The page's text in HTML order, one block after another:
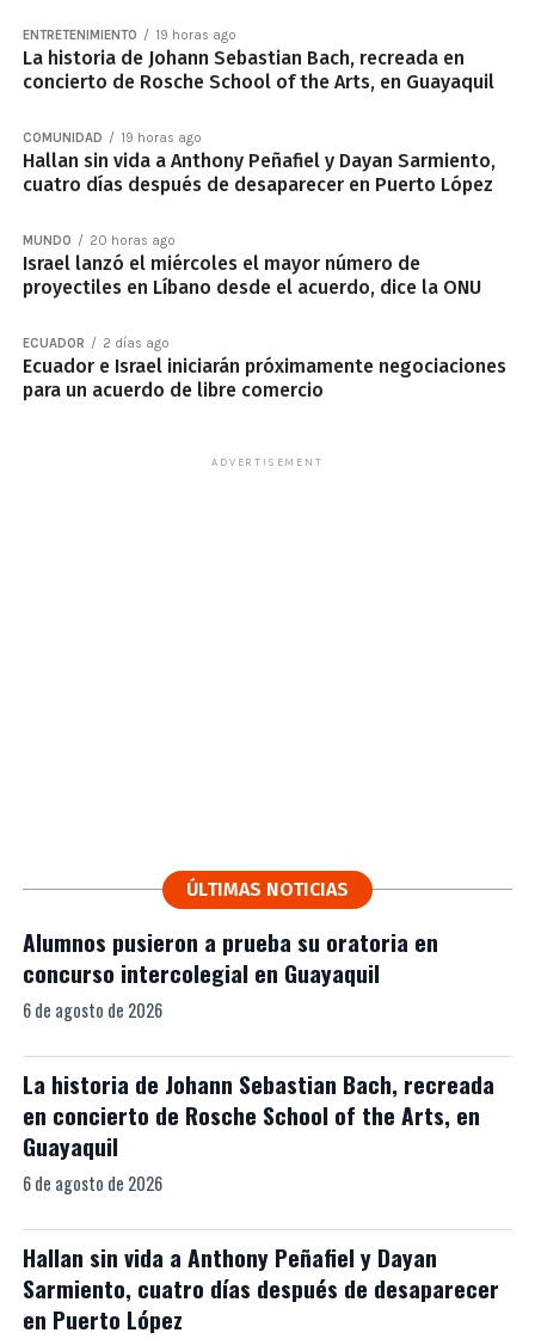
ENTRETENIMIENTO 19 horas ago
La historia de Johann Sebastian Bach, recreada en
concierto de Rosche School of the Arts, en Guayaquil
COMUNIDAD 19 horas ago
Hallan sin vida a Anthony Peñafiel y Dayan Sarmiento,
cuatro días después de desaparecer en Puerto López
MUNDO 20 horas ago
Israel lanzó el miércoles el mayor número de
proyectiles en Líbano desde el acuerdo, dice la ONU
ECUADOR 2 días ago
Ecuador e Israel iniciarán próximamente negociaciones
para un acuerdo de libre comercio
ADVERTISEMENT
ÚLTIMAS NOTICIAS
Alumnos pusieron a prueba su oratoria en
concurso intercolegial en Guayaquil
6 de agosto de 2026
La historia de Johann Sebastian Bach, recreada
en concierto de Rosche School of the Arts, en
Guayaquil
6 de agosto de 2026
Hallan sin vida a Anthony Peñafiel y Dayan
Sarmiento, cuatro días después de desaparecer
en Puerto López